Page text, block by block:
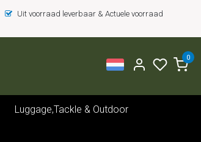
Uit voorraad leverbaar & Actuele voorraad
0
Luggage,Tackle & Outdoor